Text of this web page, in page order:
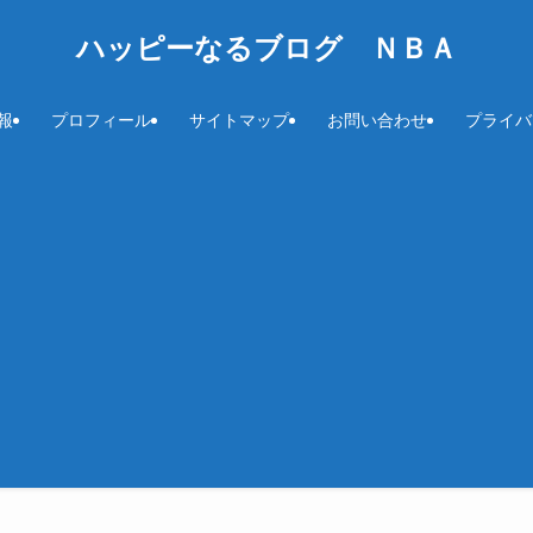
ハッピーなるブログ ＮＢＡ
プロフィール サイトマップ お問い合わせ プライ